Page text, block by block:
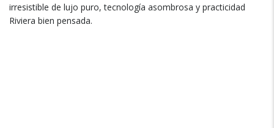
irresistible de lujo puro, tecnología asombrosa y practicidad
Riviera bien pensada.